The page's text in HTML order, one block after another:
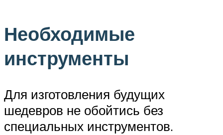
Необходимые
инструменты
Для изготовления будущих
шедевров не обойтись без
специальных инструментов.